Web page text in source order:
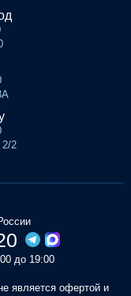
2/2
до 19:00
является офертой и